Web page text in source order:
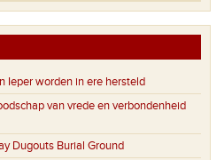
Ieper worden in ere hersteld
van vrede en verbondenheid
Dugouts Burial Ground